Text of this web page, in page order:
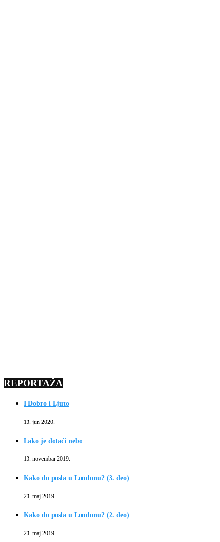
REPORTAŽA
I Dobro i Ljuto
13. jun 2020.
Lako je dotaći nebo
13. novembar 2019.
Kako do posla u Londonu? (3. deo)
23. maj 2019.
Kako do posla u Londonu? (2. deo)
23. maj 2019.